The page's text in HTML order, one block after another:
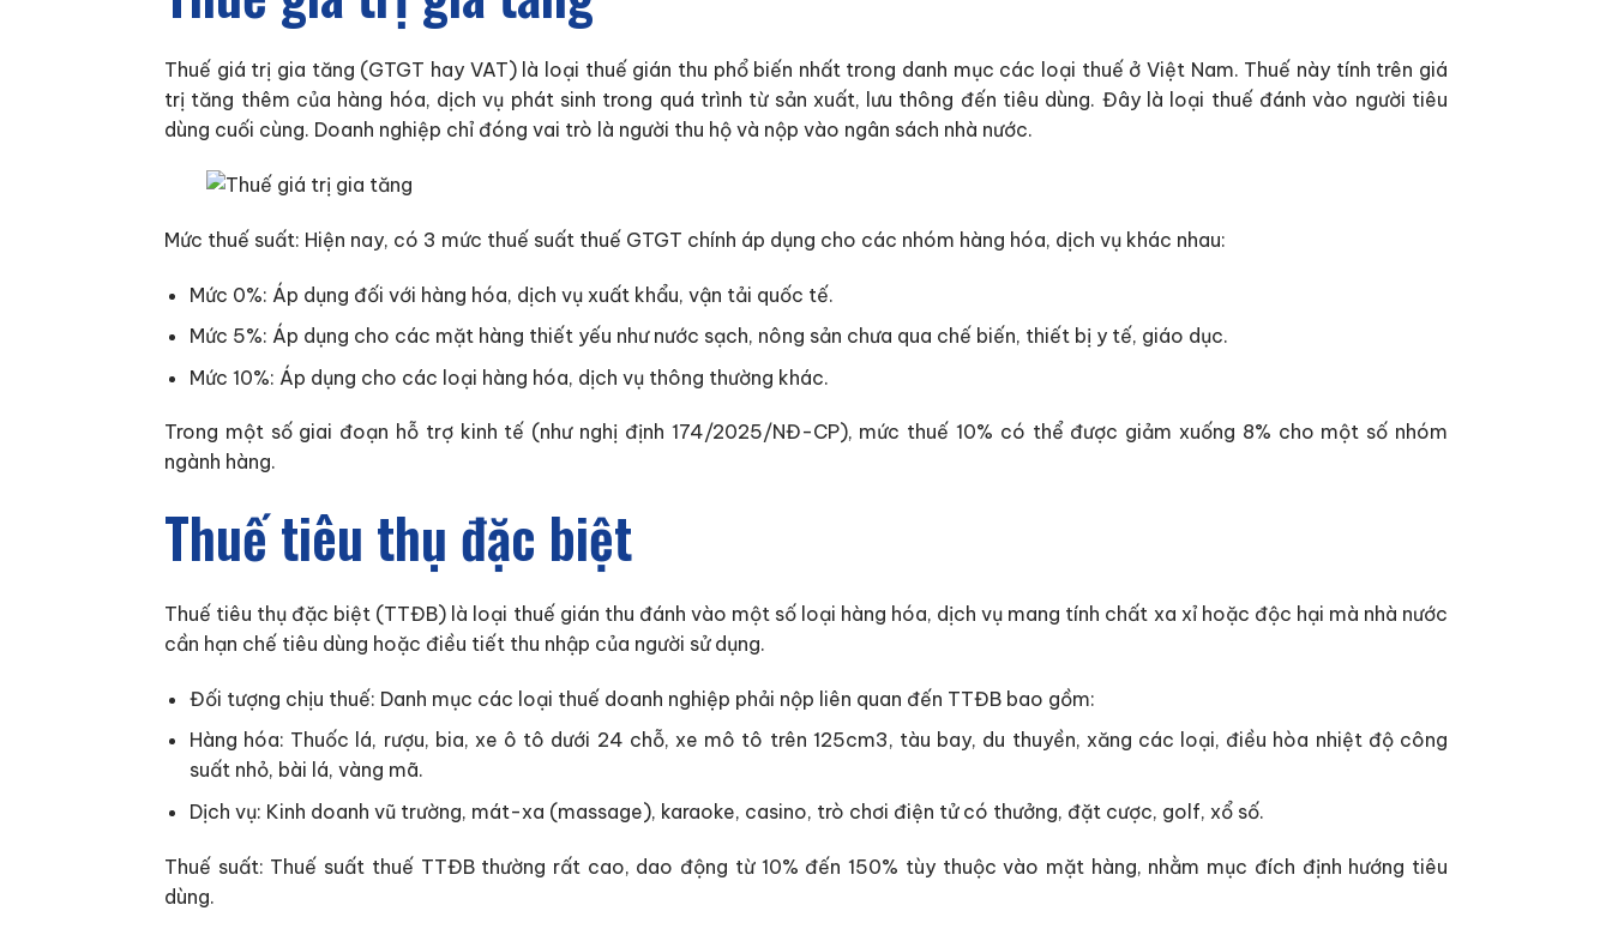
Thuế giá trị gia tăng (GTGT hay VAT) là loại thuế gián thu phổ biến nhất trong danh mục các loại thuế ở Việt Nam. Thuế này tính trên giá
trị tăng thêm của hàng hóa, dịch vụ phát sinh trong quá trình từ sản xuất, lưu thông đến tiêu dùng. Đây là loại thuế đánh vào người tiêu
dùng cuối cùng. Doanh nghiệp chỉ đóng vai trò là người thu hộ và nộp vào ngân sách nhà nước.
Mức thuế suất: Hiện nay, có 3 mức thuế suất thuế GTGT chính áp dụng cho các nhóm hàng hóa, dịch vụ khác nhau:
Mức 0%: Áp dụng đối với hàng hóa, dịch vụ xuất khẩu, vận tải quốc tế.
Mức 5%: Áp dụng cho các mặt hàng thiết yếu như nước sạch, nông sản chưa qua chế biến, thiết bị y tế, giáo dục.
Mức 10%: Áp dụng cho các loại hàng hóa, dịch vụ thông thường khác.
Trong một số giai đoạn hỗ trợ kinh tế (như nghị định 174/2025/NĐ-CP), mức thuế 10% có thể được giảm xuống 8% cho một số nhóm
ngành hàng.
Thuế tiêu thụ đặc biệt
Thuế tiêu thụ đặc biệt (TTĐB) là loại thuế gián thu đánh vào một số loại hàng hóa, dịch vụ mang tính chất xa xỉ hoặc độc hại mà nhà nước
cần hạn chế tiêu dùng hoặc điều tiết thu nhập của người sử dụng.
Đối tượng chịu thuế: Danh mục các loại thuế doanh nghiệp phải nộp liên quan đến TTĐB bao gồm:
Hàng hóa: Thuốc lá, rượu, bia, xe ô tô dưới 24 chỗ, xe mô tô trên 125cm3, tàu bay, du thuyền, xăng các loại, điều hòa nhiệt độ công
suất nhỏ, bài lá, vàng mã.
Dịch vụ: Kinh doanh vũ trường, mát-xa (massage), karaoke, casino, trò chơi điện tử có thưởng, đặt cược, golf, xổ số.
Thuế suất: Thuế suất thuế TTĐB thường rất cao, dao động từ 10% đến 150% tùy thuộc vào mặt hàng, nhằm mục đích định hướng tiêu
dùng.